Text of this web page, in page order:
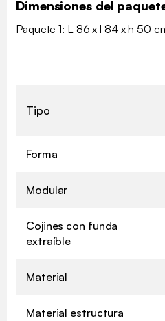
Dimensiones del
Paquete 1: L 86 x l 84 x h 50
Tipo
Forma
Modular
Cojines con funda
extraíble
Material
Material estructura